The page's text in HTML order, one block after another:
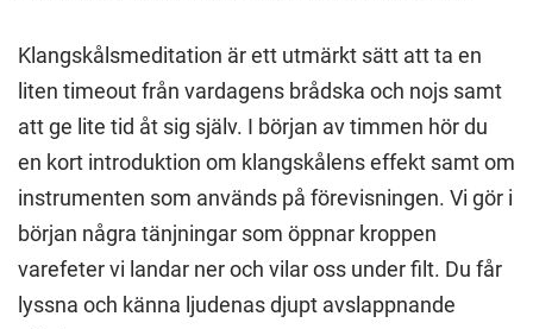
Klangskålsmeditation är ett utmärkt sätt att ta en
liten timeout från vardagens brådska och nojs samt
att ge lite tid åt sig själv. I början av timmen hör du
en kort introduktion om klangskålens effekt samt om
instrumenten som används på förevisningen. Vi gör i
början några tänjningar som öppnar kroppen
varefeter vi landar ner och vilar oss under filt. Du får
lyssna och känna ljudenas djupt avslappnande